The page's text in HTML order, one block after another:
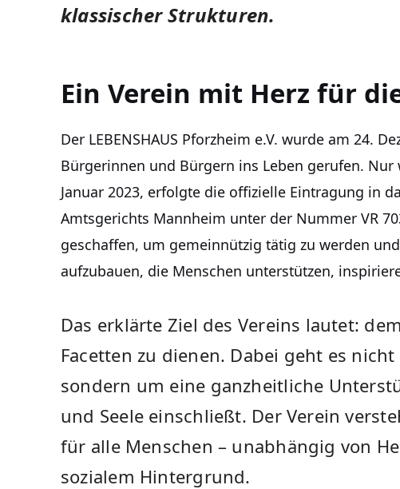
klassischer Strukturen.
Ein Verein mit Herz für
Der LEBENSHAUS Pforzheim e.V. wurde am 24.
Bürgerinnen und Bürgern ins Leben gerufen. Nur
Januar 2023, erfolgte die offizielle Eintragung in
Amtsgerichts Mannheim unter der Nummer VR
geschaffen, um gemeinnützig tätig zu werden
aufzubauen, die Menschen unterstützen,
Das erklärte Ziel des Vereins lautet:
Facetten zu dienen. Dabei geht es
sondern um eine ganzheitliche
und Seele einschließt. Der Verein
für alle Menschen – unabhängig von
sozialem Hintergrund.